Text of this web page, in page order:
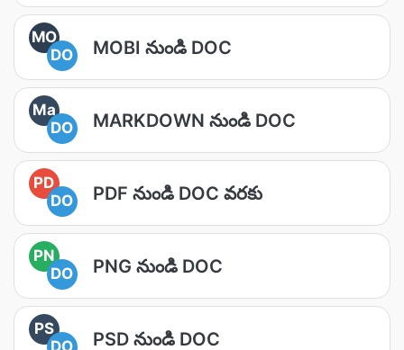
MO
DO
MOBI నుండి DOC
Ma
DO
MARKDOWN నుండి DOC
PD
DO
PDF నుండి DOC వరకు
PN
DO
PNG నుండి DOC
PS
PSD నుండి DOC